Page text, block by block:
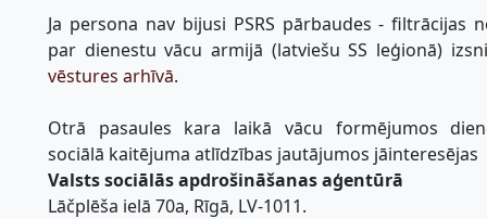
Ja persona nav bijusi PSRS pārbaudes - filtrācijas
par dienestu vācu armijā (latviešu SS leģionā)
vēstures arhīvā.
Otrā pasaules kara laikā vācu formējumos
sociālā kaitējuma atlīdzības jautājumos jāinteresējas
Valsts sociālās apdrošināšanas aģentūrā
Lāčplēša ielā 70a, Rīgā, LV-1011.